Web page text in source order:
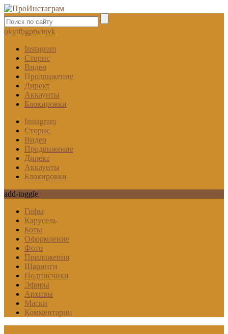
okytfbgptwinvk
Instagram
Сторис
Видео
Продвижение
Директ
Аккаунты
Блокировки
Instagram
Сторис
Видео
Продвижение
Директ
Аккаунты
Блокировки
add-toggle
Гифы
Карусель
Боты
Оформление
Фото
Приложения
Шаринги
Подписчики
Эфиры
Архивы
Маски
Комментарии